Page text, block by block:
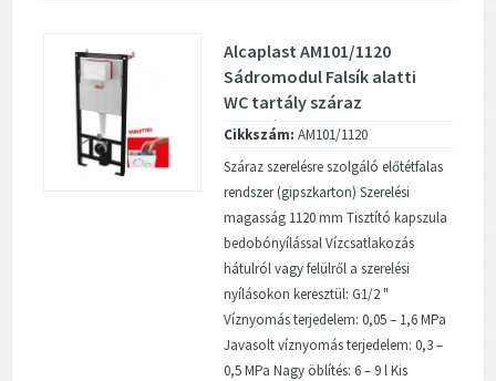
Alcaplast AM101/1120
Sádromodul Falsík alatti
WC tartály száraz
szereléshez...
Cikkszám: AM101/1120
Száraz szerelésre szolgáló előtétfalas
rendszer (gipszkarton) Szerelési
magasság 1120 mm Tisztító kapszula
bedobónyílással Vízcsatlakozás
hátulról vagy felülről a szerelési
nyílásokon keresztül: G1/2 "
Víznyomás terjedelem: 0,05 – 1,6 MPa
Javasolt víznyomás terjedelem: 0,3 –
0,5 MPa Nagy öblítés: 6 – 9 l Kis